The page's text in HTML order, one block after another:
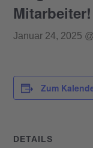
Mitarbeiter!
Januar 24, 2025
Zum
DETAILS